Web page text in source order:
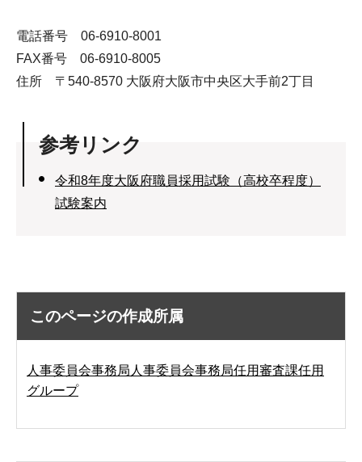
電話番号 06-6910-8001
FAX番号 06-6910-8005
住所 〒540-8570 大阪府大阪市中央区大手前2丁目
参考リンク
令和8年度大阪府職員採用試験（高校卒程度）
試験案内
このページの作成所属
人事委員会事務局人事委員会事務局任用審査課任用
グループ